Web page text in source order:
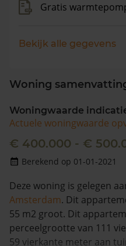
Gratis
Bekijk alle gegevens
Woning
Woningwaarde
Actuele woningwaarde
€ 400.000 - €
Berekend op 01-01-2021
Deze woning is gelegen
Amsterdam. Dit
55 m2 groot. Dit
perceelgrootte van 111
59 vierkante meter aan